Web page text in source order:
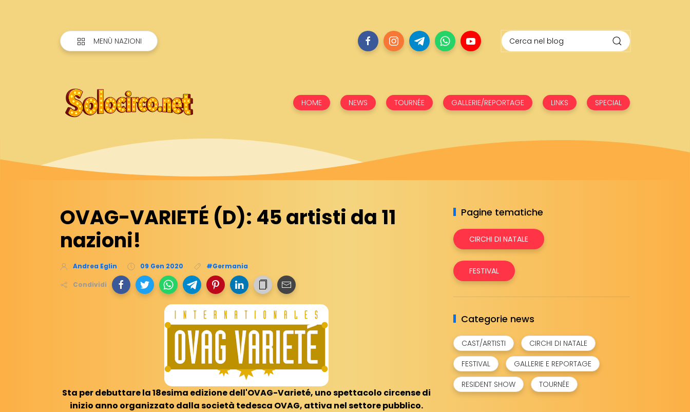
MENÙ NAZIONI
HOME NEWS TOURNÉE GALLERIE/REPORTAGE LINKS SPECIAL
OVAG-VARIETÉ (D): 45 artisti da 11
nazioni!
Andrea Eglin 09 Gen 2020 #Germania
Condividi
Sta per debuttare la 18esima edizione dell'OVAG-Varieté, uno spettacolo circense di
inizio anno organizzato dalla società tedesca OVAG, attiva nel settore pubblico.
Pagine tematiche
CIRCHI DI NATALE
FESTIVAL
Categorie news
CAST/ARTISTI
CIRCHI DI NATALE
FESTIVAL
GALLERIE E REPORTAGE
RESIDENT SHOW
TOURNÉE